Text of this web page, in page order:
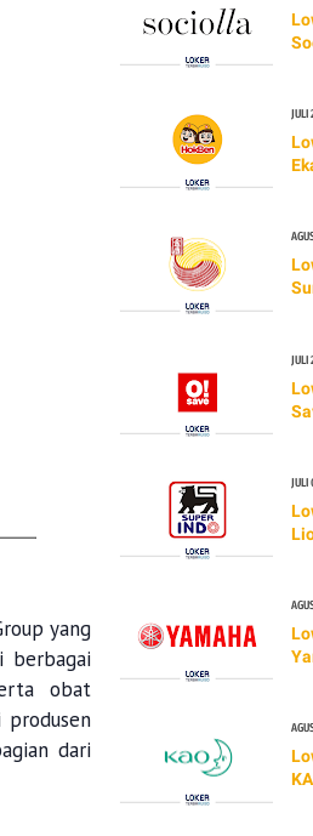
yang
berbagai
obat
dari
JULI
JULI
JULI